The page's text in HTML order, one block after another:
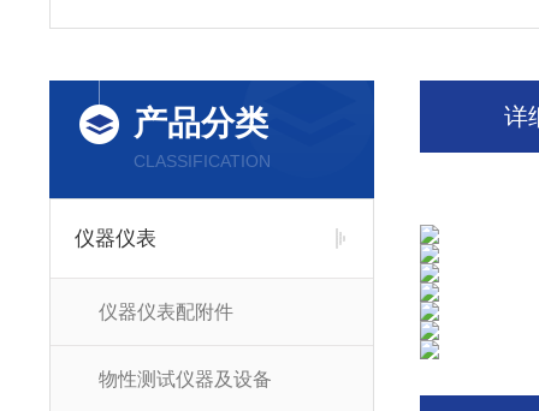
产品分类
CLASSIFICATION
仪器仪表
仪器仪表配附件
物性测试仪器及设备
详